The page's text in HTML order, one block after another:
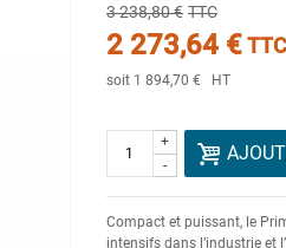
3 238,80 € TTC
2 273,64 €TTC
soit 1 894,70 € HT
-
+
Compact et puissant, le
intensifs dans l’industrie et